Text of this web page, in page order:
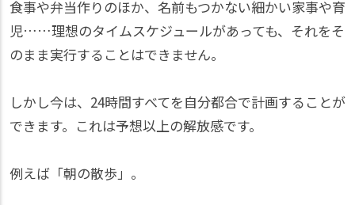
食事や弁当作りのほか、名前もつかない細かい家事や育
児……理想のタイムスケジュールがあっても、それをそ
のまま実行することはできません。
しかし今は、24時間すべてを自分都合で計画することが
できます。これは予想以上の解放感です。
例えば「朝の散歩」。